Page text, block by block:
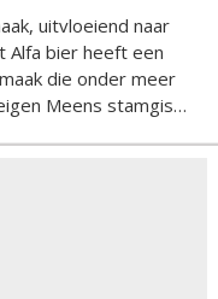
uitvloeiend naar
Alfa bier heeft een
die onder meer
Meens stamgist